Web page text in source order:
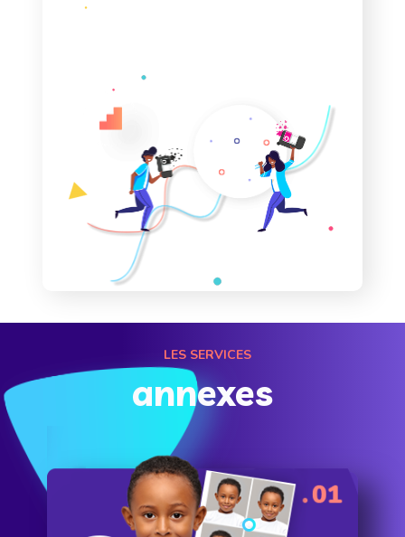
LES SERVICES
annexes